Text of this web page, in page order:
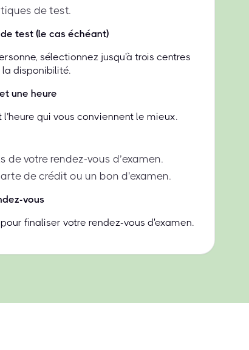
de test.
test (le cas échéant)
sélectionnez jusqu'à trois centres
disponibilité.
une heure
qui vous conviennent le mieux.
de votre rendez-vous d’examen.
de crédit ou un bon d'examen.
vous
finaliser votre rendez-vous d'examen.